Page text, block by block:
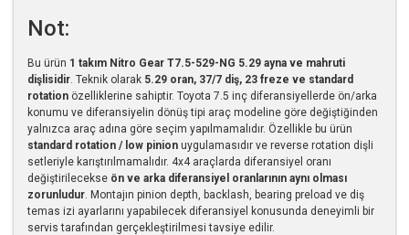
Not:
Bu ürün 1 takım Nitro Gear T7.5-529-NG 5.29 ayna ve mahruti
dişlisidir . Teknik olarak 5.29 oran, 37/7 diş, 23 freze ve standard
rotation özelliklerine sahiptir. Toyota 7.5 inç diferansiyellerde ön/arka
konumu ve diferansiyelin dönüş tipi araç modeline göre değiştiğinden
yalnızca araç adına göre seçim yapılmamalıdır. Özellikle bu ürün
standard rotation / low pinion uygulamasıdır ve reverse rotation dişli
setleriyle karıştırılmamalıdır. 4x4 araçlarda diferansiyel oranı
değiştirilecekse ön ve arka diferansiyel oranlarının aynı olması
zorunludur . Montajın pinion depth, backlash, bearing preload ve diş
temas izi ayarlarını yapabilecek diferansiyel konusunda deneyimli bir
servis tarafından gerçekleştirilmesi tavsiye edilir.